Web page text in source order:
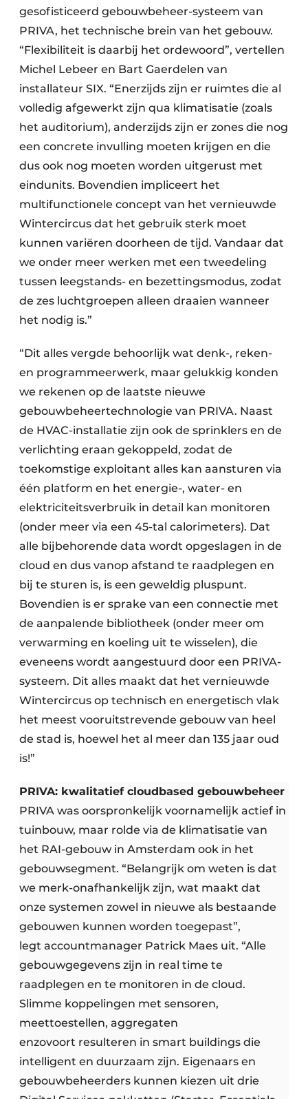
gesofisticeerd gebouwbeheer-systeem van
PRIVA, het technische brein van het gebouw.
“Flexibiliteit is daarbij het ordewoord”, vertellen
Michel Lebeer en Bart Gaerdelen van
installateur SIX. “Enerzijds zijn er ruimtes die al
volledig afgewerkt zijn qua klimatisatie (zoals
het auditorium), anderzijds zijn er zones die nog
een concrete invulling moeten krijgen en die
dus ook nog moeten worden uitgerust met
eindunits. Bovendien impliceert het
multifunctionele concept van het vernieuwde
Wintercircus dat het gebruik sterk moet
kunnen variëren doorheen de tijd. Vandaar dat
we onder meer werken met een tweedeling
tussen leegstands- en bezettingsmodus, zodat
de zes luchtgroepen alleen draaien wanneer
het nodig is.”
“Dit alles vergde behoorlijk wat denk-, reken-
en programmeerwerk, maar gelukkig konden
we rekenen op de laatste nieuwe
gebouwbeheertechnologie van PRIVA. Naast
de HVAC-installatie zijn ook de sprinklers en de
verlichting eraan gekoppeld, zodat de
toekomstige exploitant alles kan aansturen via
één platform en het energie-, water- en
elektriciteitsverbruik in detail kan monitoren
(onder meer via een 45-tal calorimeters). Dat
alle bijbehorende data wordt opgeslagen in de
cloud en dus vanop afstand te raadplegen en
bij te sturen is, is een geweldig pluspunt.
Bovendien is er sprake van een connectie met
de aanpalende bibliotheek (onder meer om
verwarming en koeling uit te wisselen), die
eveneens wordt aangestuurd door een PRIVA-
systeem. Dit alles maakt dat het vernieuwde
Wintercircus op technisch en energetisch vlak
het meest vooruitstrevende gebouw van heel
de stad is, hoewel het al meer dan 135 jaar oud
is!”
PRIVA: kwalitatief cloudbased gebouwbeheer
PRIVA was oorspronkelijk voornamelijk actief in
tuinbouw, maar rolde via de klimatisatie van
het RAI-gebouw in Amsterdam ook in het
gebouwsegment. “Belangrijk om weten is dat
we merk-onafhankelijk zijn, wat maakt dat
onze systemen zowel in nieuwe als bestaande
gebouwen kunnen worden toegepast”,
legt accountmanager Patrick Maes uit. “Alle
gebouwgegevens zijn in real time te
raadplegen en te monitoren in de cloud.
Slimme koppelingen met sensoren,
meettoestellen, aggregaten
enzovoort resulteren in smart buildings die
intelligent en duurzaam zijn. Eigenaars en
gebouwbeheerders kunnen kiezen uit drie